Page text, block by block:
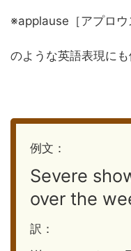
※applause［アプロウ
のような英語表現にも
例文：
Severe
over the
訳：